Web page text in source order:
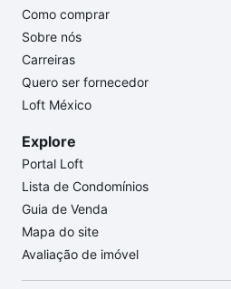
Como comprar
Sobre nós
Carreiras
Quero ser fornecedor
Loft México
Explore
Portal Loft
Lista de Condomínios
Guia de Venda
Mapa do site
Avaliação de imóvel